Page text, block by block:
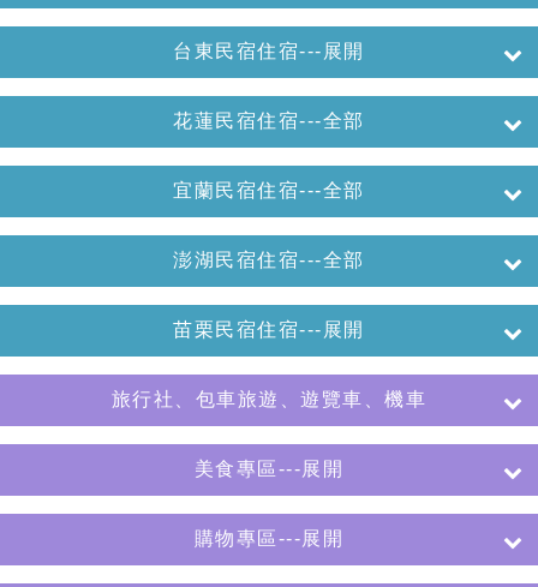
台東民宿住宿---展開
花蓮民宿住宿---全部
宜蘭民宿住宿---全部
澎湖民宿住宿---全部
苗栗民宿住宿---展開
旅行社、包車旅遊、遊覽車、機車
美食專區---展開
購物專區---展開